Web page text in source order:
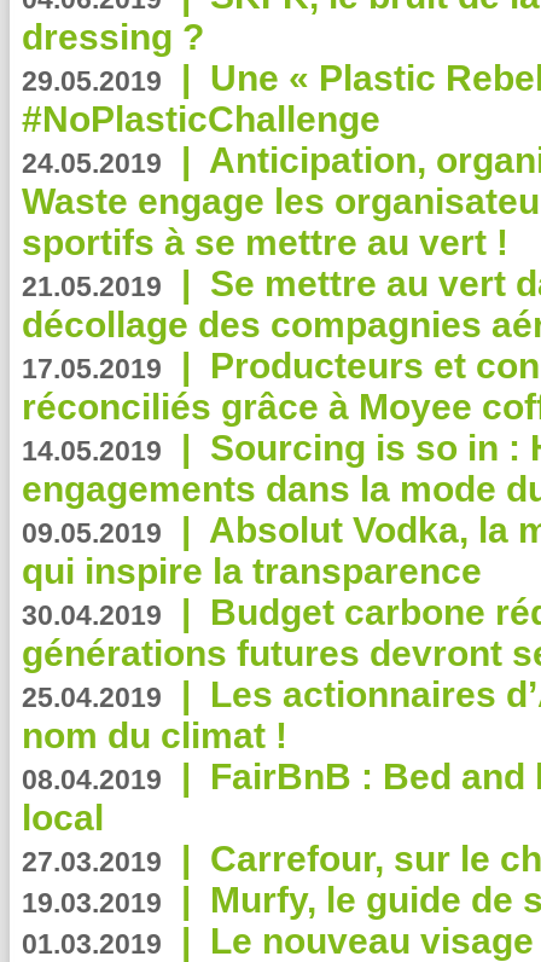
dressing ?
29.05.2019 | Une « Plastic
#NoPlasticChallenge
24.05.2019 | Anticipation,
Waste engage les
sportifs à se mettre au vert !
21.05.2019 | Se mettre au vert
décollage des compagnies
17.05.2019 | Producteurs et
réconciliés grâce à Moyee
14.05.2019 | Sourcing is so in :
engagements dans la mode
09.05.2019 | Absolut Vodka, la
qui inspire la transparence
30.04.2019 | Budget carbone
générations futures devront
25.04.2019 | Les actionnaires
nom du climat !
08.04.2019 | FairBnB : Bed
local
27.03.2019 | Carrefour, sur le
19.03.2019 | Murfy, le guide de
01.03.2019 | Le nouveau